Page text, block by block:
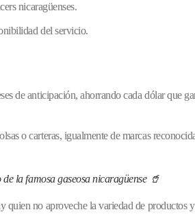
nicaragüenses.
del servicio.
de anticipación, ahorrando cada dólar que
o carteras, igualmente de marcas
de la famosa gaseosa nicaragüense 🥤
no aproveche la variedad de productos